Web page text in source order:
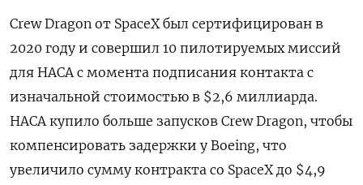
Crew Dragon от SpaceX был сертифицирован в
2020 году и совершил 10 пилотируемых миссий
для НАСА с момента подписания контакта с
изначальной стоимостью в $2,6 миллиарда.
НАСА купило больше запусков Crew Dragon, чтобы
компенсировать задержки у Boeing, что
увеличило сумму контракта со SpaceX до $4,9